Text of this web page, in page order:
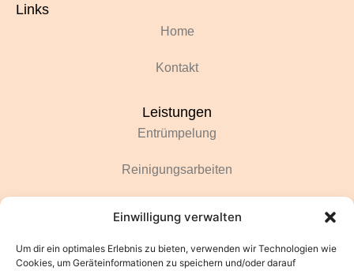
Einwilligung verwalten
Um dir ein optimales Erlebnis zu bieten, verwenden wir Technologien wie
Cookies, um Geräteinformationen zu speichern und/oder darauf
Links
Home
Kontakt
Leistungen
Entrümpelung
Reinigungsarbeiten
Gartenarbeiten